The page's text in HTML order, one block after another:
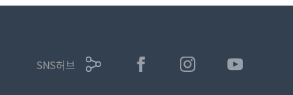
SNS허브